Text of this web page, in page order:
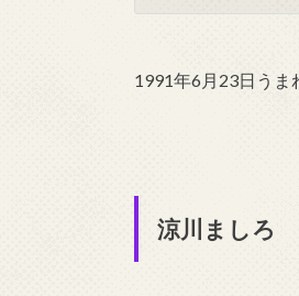
1991年6月23日うま
涼川ましろ